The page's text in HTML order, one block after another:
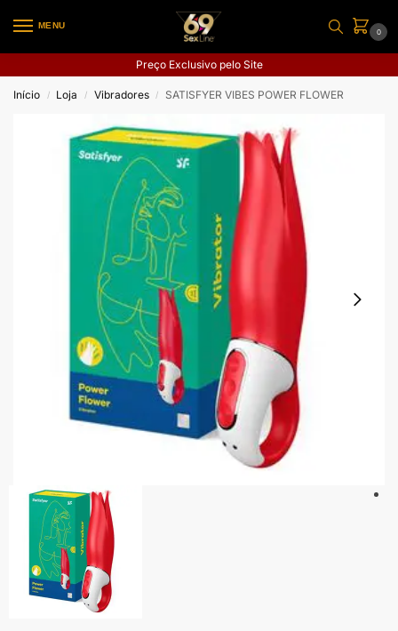
MENU
0
Preço Exclusivo pelo Site
Início / Loja / Vibradores / SATISFYER VIBES POWER FLOWER